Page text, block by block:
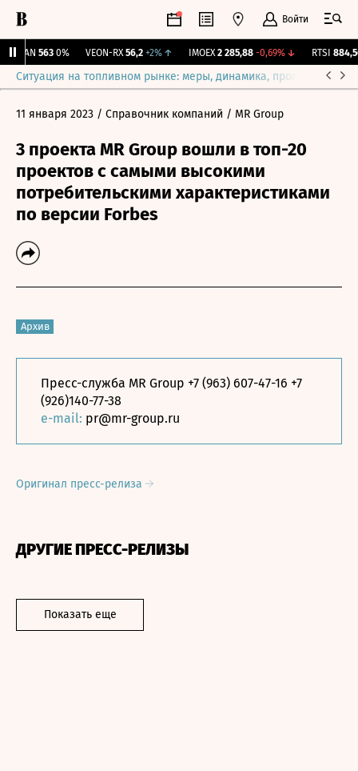
Войти
AVAN 563 0% VEON-RX 56,2 +2%↑ IMOEX 2 285,88 -0,69%↓ RTSI 884,56
Ситуация на топливном рынке: меры, динамика, прогнозы
11 января 2023 / Справочник компаний / MR Group
3 проекта MR Group вошли в топ-20
проектов с самыми высокими
потребительскими характеристиками
по версии Forbes
Архив
Пресс-служба MR Group +7 (963) 607-47-16 +7
(926)140-77-38
e-mail: pr@mr-group.ru
Оригинал пресс-релиза
ДРУГИЕ ПРЕСС-РЕЛИЗЫ
Показать еще